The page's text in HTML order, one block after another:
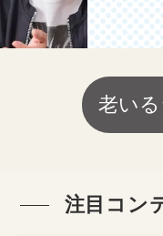
老い
注目コン